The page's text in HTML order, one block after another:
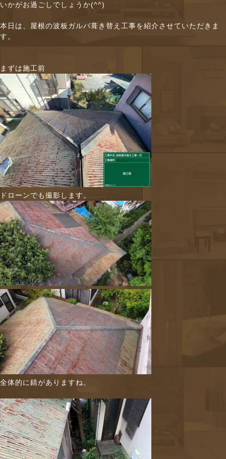
いかがお過ごしでしょうか(^^)
本日は、屋根の波板ガルバ葺き替え工事を紹介させていただきま
す。
まずは施工前
ドローンでも撮影します。
全体的に錆がありますね。